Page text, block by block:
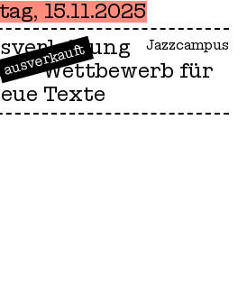
15.11.2025
Jazzcampus
ausverkauft
– Wettbewerb für
Texte